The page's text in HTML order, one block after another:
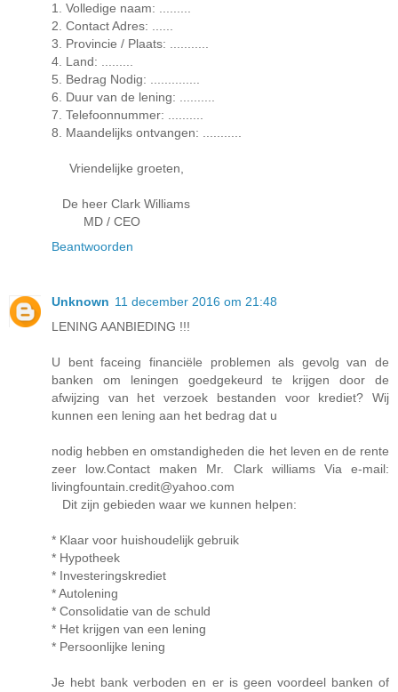
1. Volledige naam: .........
2. Contact Adres: ......
3. Provincie / Plaats: ...........
4. Land: .........
5. Bedrag Nodig: ..............
6. Duur van de lening: ..........
7. Telefoonnummer: ..........
8. Maandelijks ontvangen: ...........
Vriendelijke groeten,
De heer Clark Williams
MD / CEO
Beantwoorden
Unknown 11 december 2016 om 21:48
LENING AANBIEDING !!!
U bent faceing financiële problemen als gevolg van de
banken om leningen goedgekeurd te krijgen door de
afwijzing van het verzoek bestanden voor krediet? Wij
kunnen een lening aan het bedrag dat u
nodig hebben en omstandigheden die het leven en de rente
zeer low.Contact maken Mr. Clark williams Via e-mail:
livingfountain.credit@yahoo.com
Dit zijn gebieden waar we kunnen helpen:
* Klaar voor huishoudelijk gebruik
* Hypotheek
* Investeringskrediet
* Autolening
* Consolidatie van de schuld
* Het krijgen van een lening
* Persoonlijke lening
Je hebt bank verboden en er is geen voordeel banken of